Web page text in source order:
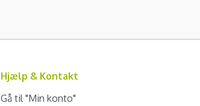
Hjælp & Kontakt
Gå til "Min konto"